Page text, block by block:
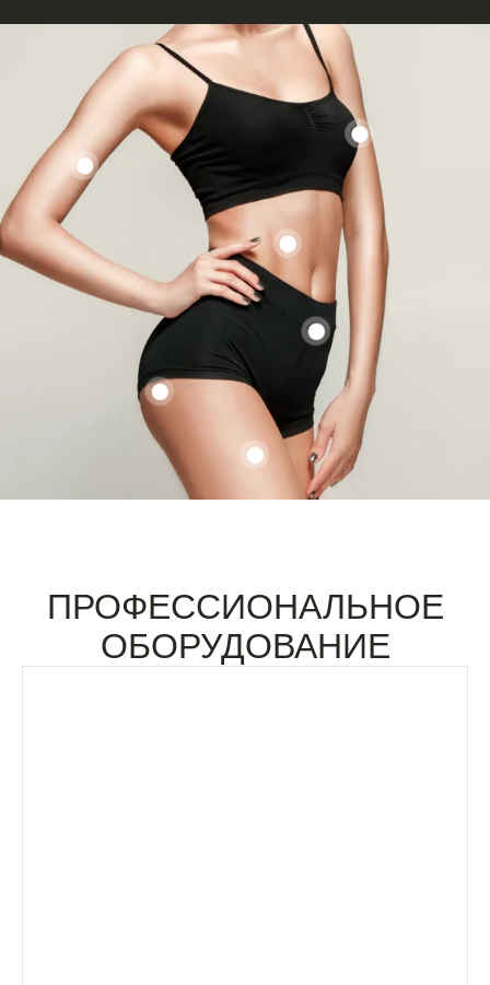
ПРОФЕССИОНАЛЬНОЕ
ОБОРУДОВАНИЕ